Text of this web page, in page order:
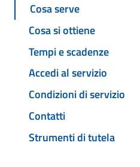
Cosa serve
Cosa si ottiene
Tempi e scadenze
Accedi al servizio
Condizioni di servizio
Contatti
Strumenti di tutela